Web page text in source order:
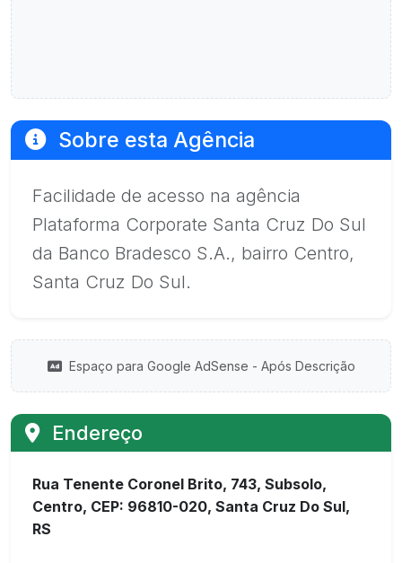
Sobre esta Agência
Facilidade de acesso na agência
Plataforma Corporate Santa Cruz Do Sul
da Banco Bradesco S.A., bairro Centro,
Santa Cruz Do Sul.
Espaço para Google AdSense - Após Descrição
Endereço
Rua Tenente Coronel Brito, 743, Subsolo,
Centro, CEP: 96810-020, Santa Cruz Do Sul,
RS